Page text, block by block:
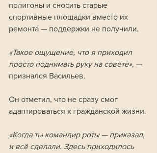
полигоны и сносить старые
спортивные площадки вместо их
ремонта — поддержки не получили.
«Такое ощущение, что я приходил
просто поднимать руку на совете», —
признался Васильев.
Он отметил, что не сразу смог
адаптироваться к гражданской жизни.
«Когда ты командир роты — приказал,
и всё сделали. Здесь приходилось